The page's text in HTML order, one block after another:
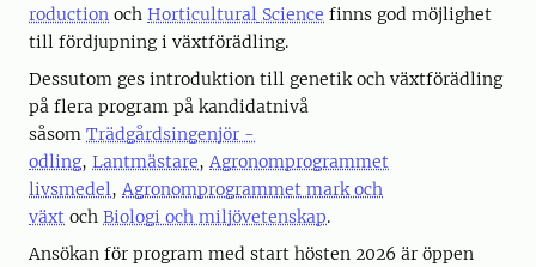
roduction och Horticultural Science finns god möjlighet
till fördjupning i växtförädling.
Dessutom ges introduktion till genetik och växtförädling
på flera program på kandidatnivå
såsom Trädgårdsingenjör -
odling, Lantmästare, Agronomprogrammet
livsmedel, Agronomprogrammet mark och
växt och Biologi och miljövetenskap.
Ansökan för program med start hösten 2026 är öppen